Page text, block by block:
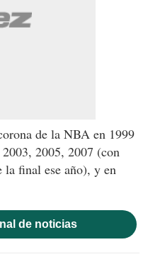
de la NBA en 1999
2005, 2007 (con
la final ese año), y en
de noticias